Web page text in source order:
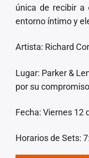
única de recibir a
entorno íntimo y
Artista: Richard
Lugar: Parker &
por su
Fecha: Viernes 12
Horarios de Sets: